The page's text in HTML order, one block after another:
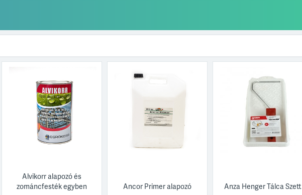
Alvikorr alapozó és
zománcfesték egyben
Ancor Primer alapozó
Anza Henger Tálca Szett